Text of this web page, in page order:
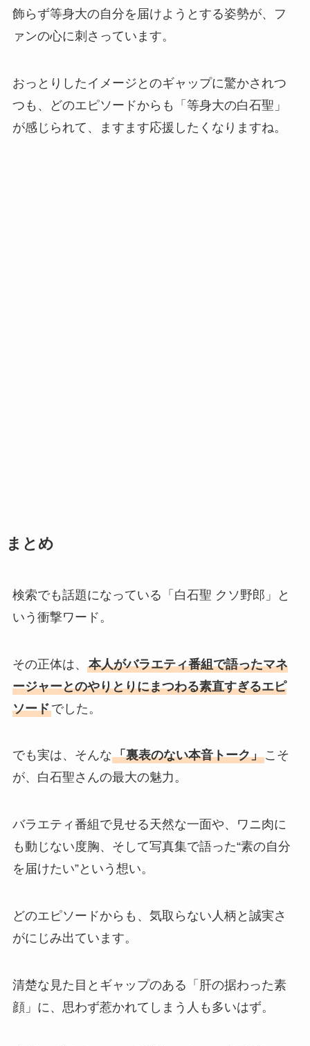
飾らず等身大の自分を届けようとする姿勢が、フ
ァンの心に刺さっています。
おっとりしたイメージとのギャップに驚かされつ
つも、どのエピソードからも「等身大の白石聖」
が感じられて、ますます応援したくなりますね。
まとめ
検索でも話題になっている「白石聖 クソ野郎」と
いう衝撃ワード。
その正体は、 本人がバラエティ番組で語ったマネ
ージャーとのやりとりにまつわる素直すぎるエピ
ソードでした。
でも実は、そんな「裏表のない本音トーク」こそ
が、白石聖さんの最大の魅力。
バラエティ番組で見せる天然な一面や、ワニ肉に
も動じない度胸、そして写真集で語った“素の自分
を届けたい”という想い。
どのエピソードからも、気取らない人柄と誠実さ
がにじみ出ています。
清楚な見た目とギャップのある「肝の据わった素
顔」に、思わず惹かれてしまう人も多いはず。